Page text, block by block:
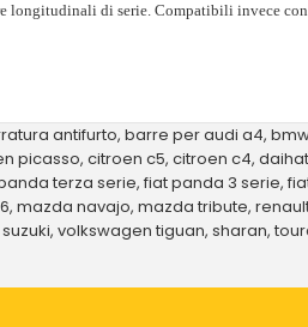
longitudinali di serie. Compatibili invece
antifurto, barre per audi a4,
picasso, citroen c5, citroen c4,
terza serie, fiat panda 3 serie,
, mazda navajo, mazda tribute,
suzuki, volkswagen tiguan, sharan,